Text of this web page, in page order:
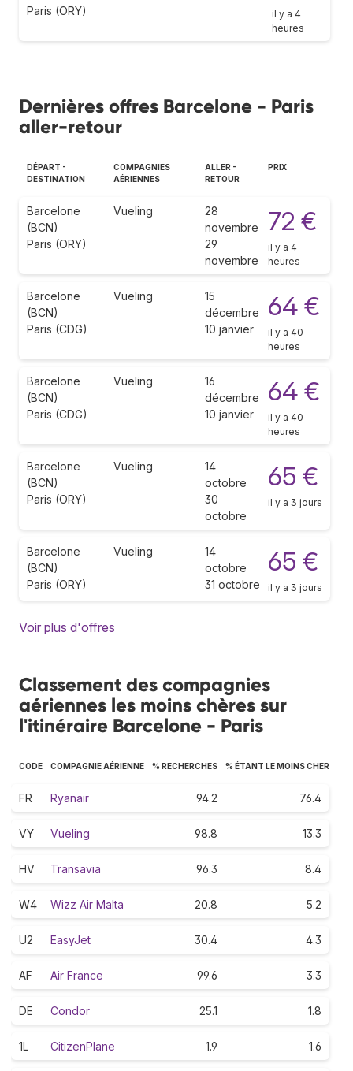
Paris (ORY)
il y a 4
heures
Dernières offres Barcelone - Paris
aller-retour
DÉPART -
DESTINATION
COMPAGNIES
AÉRIENNES
ALLER -
RETOUR
PRIX
Barcelone
(BCN)
Paris (ORY)
Vueling
28
novembre
29
novembre
72 €
il y a 4
heures
Barcelone
(BCN)
Paris (CDG)
Vueling
15
décembre
10 janvier
64 €
il y a 40
heures
Barcelone
(BCN)
Paris (CDG)
Vueling
16
décembre
10 janvier
64 €
il y a 40
heures
Barcelone
(BCN)
Paris (ORY)
Vueling
14
octobre
30
octobre
65 €
il y a 3 jours
Barcelone
(BCN)
Paris (ORY)
Vueling
14
octobre
31 octobre
65 €
il y a 3 jours
Voir plus d'offres
Classement des compagnies
aériennes les moins chères sur
l'itinéraire Barcelone - Paris
CODE COMPAGNIE AÉRIENNE % RECHERCHES % ÉTANT LE MOINS CHER
FR Ryanair 94.2 76.4
VY Vueling 98.8 13.3
HV Transavia 96.3 8.4
W4 Wizz Air Malta 20.8 5.2
U2 EasyJet 30.4 4.3
AF Air France 99.6 3.3
DE Condor 25.1 1.8
1L CitizenPlane 1.9 1.6